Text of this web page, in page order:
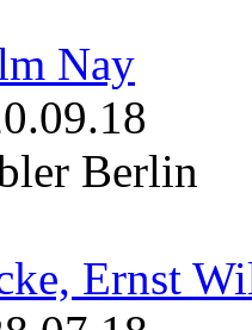
Nay
Berlin
Ernst